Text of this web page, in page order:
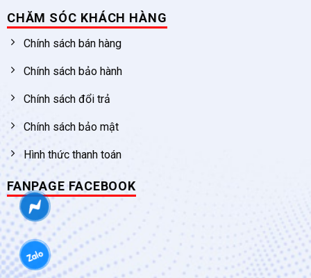
CHĂM SÓC KHÁCH HÀNG
Chính sách bán hàng
Chính sách bảo hành
Chính sách đổi trả
Chính sách bảo mật
Hình thức thanh toán
FANPAGE FACEBOOK